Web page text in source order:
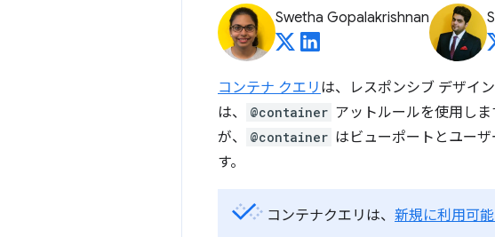
Swetha Gopalakrishnan
コンテナ クエリ は、レスポンシブ デザイ
は、
@container アットルールを使用しま
が、
@container はビューポートとユー
す。
コンテナクエリは、 新規に利用可